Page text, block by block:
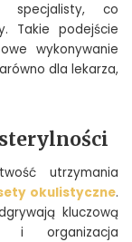
specjalisty, co
Takie podejście
wykonywanie
dla lekarza,
utrzymania
okulistyczne.
kluczową
i organizacja